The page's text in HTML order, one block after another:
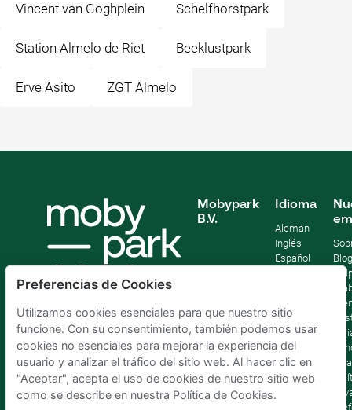
Vincent van Goghplein Schelfhorstpark
Station Almelo de Riet Beeklustpark
Erve Asito ZGT Almelo
Mobypark
B.V.
Idioma
Alemán
Inglés
Español
Blog
Preferencias de Cookies
Utilizamos cookies esenciales para que nuestro sitio
funcione. Con su consentimiento, también podemos usar
cookies no esenciales para mejorar la experiencia del
usuario y analizar el tráfico del sitio web. Al hacer clic en
"Aceptar", acepta el uso de cookies de nuestro sitio web
como se describe en nuestra Política de Cookies.